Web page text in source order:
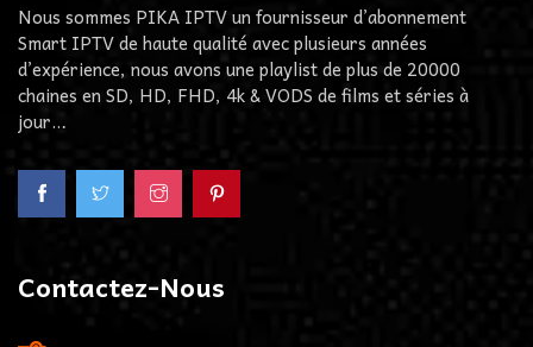
Nous sommes PIKA IPTV un fournisseur d’abonnement
Smart IPTV de haute qualité avec plusieurs années
d’expérience, nous avons une playlist de plus de 20000
chaines en SD, HD, FHD, 4k & VODS de films et séries à
jour…
Contactez-Nous